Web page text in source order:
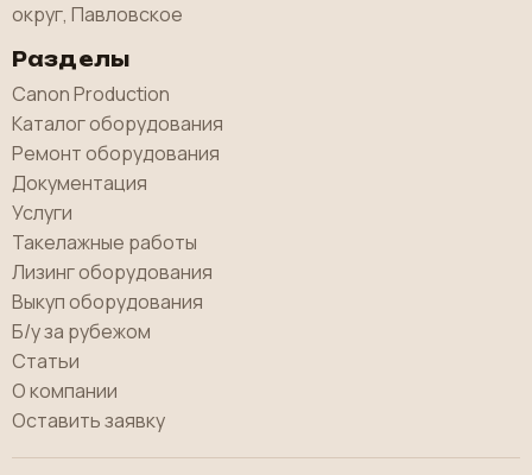
округ, Павловское
Разделы
Canon Production
Каталог оборудования
Ремонт оборудования
Документация
Услуги
Такелажные работы
Лизинг оборудования
Выкуп оборудования
Б/у за рубежом
Статьи
О компании
Оставить заявку